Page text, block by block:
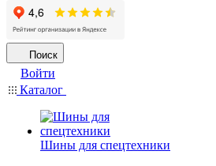
Поиск
Войти
Каталог
Шины для спецтехники